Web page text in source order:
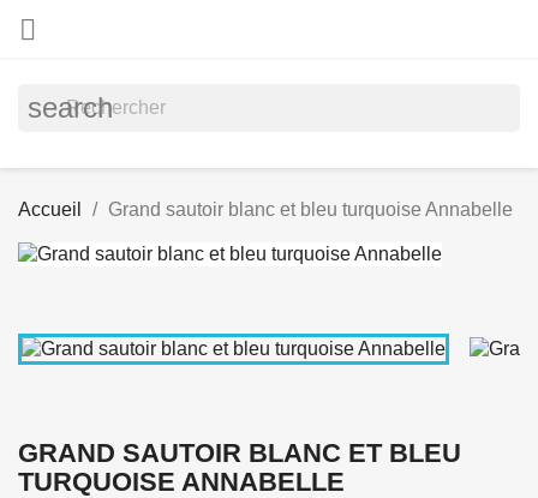

search
Accueil Grand sautoir blanc et bleu turquoise Annabelle
GRAND SAUTOIR BLANC ET BLEU
TURQUOISE ANNABELLE